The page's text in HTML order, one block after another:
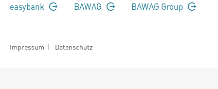
easybank BAWAG BAWAG Group
Impressum | Datenschutz